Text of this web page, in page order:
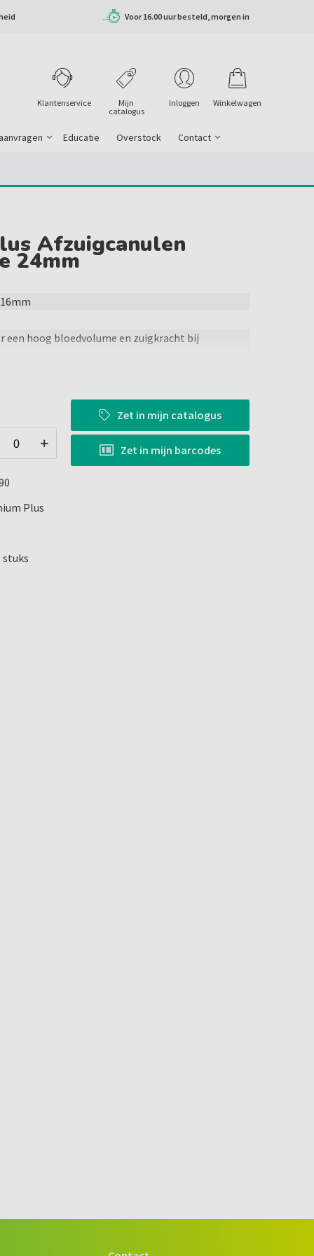
Voor 16.00 uur besteld, morgen in
Winkelwagen
Inloggen
Mijn
catalogus
Klantenservice
Educatie Overstock Contact
Afzuigcanulen
24mm
een hoog bloedvolume en zuigkracht bij
voor optimale bediening, stevig genoeg voor
binnenoppervlak en rand voor een stille
lichtblauw, lichtgroen, limoen en geel
tot 134°C
Zet in mijn catalogus
Zet in mijn barcodes
Plus
stuks